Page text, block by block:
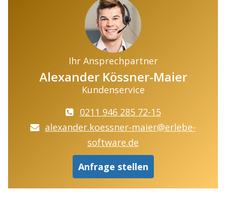
Ihr Ansprechpartner
Alexander Kössner-Maier
Kundenservice
0211 946 285 72-15
alexander.koessner-maier@erlebe-
software.de
Anfrage stellen